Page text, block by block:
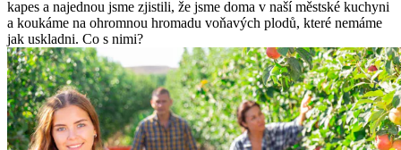
kapes a najednou jsme zjistili, že jsme doma v naší městské kuchyni
a koukáme na ohromnou hromadu voňavých plodů, které nemáme
jak uskladni. Co s nimi?